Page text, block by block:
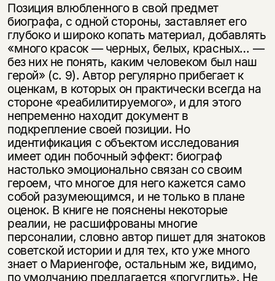
Позиция влюбленного в свой предмет
биографа, с одной стороны, заставляет его
глубоко и широко копать материал, добавлять
«много красок — черных, белых, красных… —
без них не понять, каким человеком был наш
герой» (с. 9). Автор регулярно прибегает к
оценкам, в которых он практически всегда на
стороне «реабилитируемого», и для этого
непременно находит документ в
подкрепление своей позиции. Но
идентификация с объектом исследования
имеет один побочный эффект: биограф
настолько эмоционально связан со своим
героем, что многое для него кажется само
собой разумеющимся, и не только в плане
оценок. В книге не пояснены некоторые
реалии, не расшифрованы многие
персоналии, словно автор пишет для знатоков
советской истории и для тех, кто уже много
знает о Мариенгофе, остальным же, видимо,
по умолчанию предлагается «погуглить». Не